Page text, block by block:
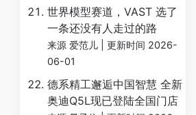
世界模型赛道，VAST 选了
一条还没有人走过的路
来源 爱范儿
更新时间 2026-
06-01
德系精工邂逅中国智慧 全新
奥迪Q5L现已登陆全国门店